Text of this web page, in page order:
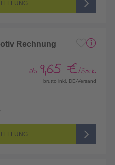
Rechnung
ab 9,65 €/Stck.
brutto inkl. DE-Versand